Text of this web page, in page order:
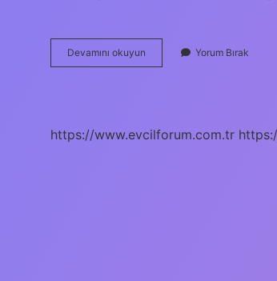
Devamını okuyun
En
Yorum Bırak
https://www.evcilforum.com.tr